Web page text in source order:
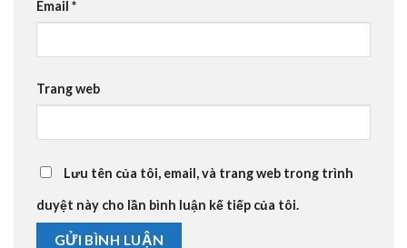
Email *
Trang web
Lưu tên của tôi, email, và trang web trong trình
duyệt này cho lần bình luận kế tiếp của tôi.